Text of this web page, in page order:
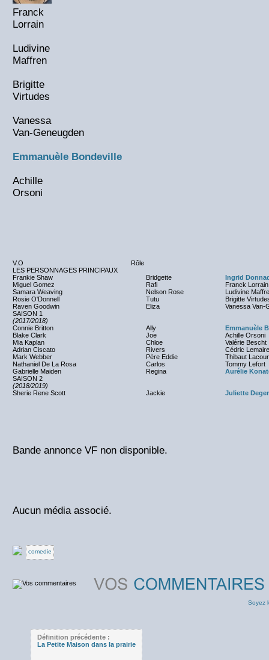
Franck
Lorrain
Ludivine
Maffren
Brigitte
Virtudes
Vanessa
Van-Geneugden
Emmanuèle Bondeville
Achille
Orsoni
V.O
Rôle
LES PERSONNAGES PRINCIPAUX
Frankie Shaw
Bridgette
Ingrid
Miguel Gomez
Rafi
Franck Lorrain
Samara Weaving
Nelson Rose
Ludivine
Rosie O'Donnell
Tutu
Brigitte
Raven Goodwin
Eliza
Vanessa Van-
SAISON 1
(2017/2018)
Connie Britton
Ally
Emmanuèle
Blake Clark
Joe
Achille Orsoni
Mia Kaplan
Chloe
Valérie Bescht
Adrian Ciscato
Rivers
Cédric Lemaire
Mark Webber
Père Eddie
Thibaut Lacour
Nathaniel De La Rosa
Carlos
Tommy Lefort
Gabrielle Maiden
Regina
Aurélie
SAISON 2
(2018/2019)
Sherie Rene Scott
Jackie Juliette
Bande annonce VF non disponible.
Aucun média associé.
comedie
Soyez
Définition précédente :
La Petite Maison dans la prairie